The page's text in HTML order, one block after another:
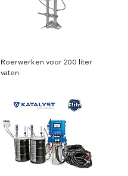
Roerwerken voor 200 liter
vaten